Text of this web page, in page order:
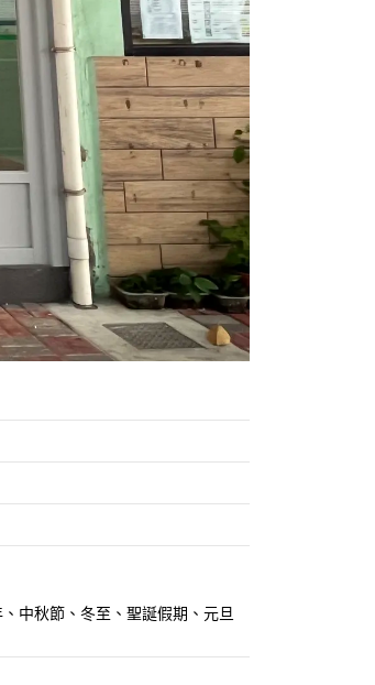
中秋節、冬至、聖誕假期、元旦